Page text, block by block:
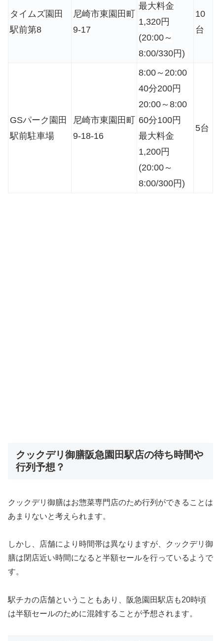
タイムズ園田
駅前第8
尼崎市東園田町
9-17
最大料金
1,320円
(20:00～
8:00/330円)
10
台
GSパーク園田
駅前駐車場
尼崎市東園田町
9-18-16
8:00～20:00
40分200円
20:00～8:00
60分100円
最大料金
1,200円
(20:00～
8:00/300円)
5台
クックデリ御膳阪急園田駅店の待ち時間や
行列予想？
クックデリ御膳はお惣菜専門店のため行列ができることは
あまりないと考えられます。
しかし、店舗により時間帯は異なりますが、クックデリ御
膳は閉店近い時間になると半額セールを行っているようで
す。
駅チカの店舗ということもあり、阪急園田駅店も20時頃
は半額セールのために混雑することが予想されます。